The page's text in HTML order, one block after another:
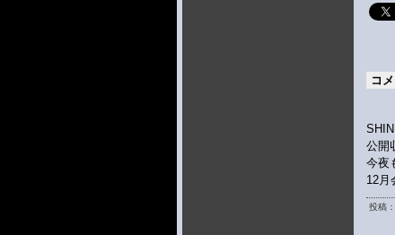
コ
公開
今夜
12月
投稿